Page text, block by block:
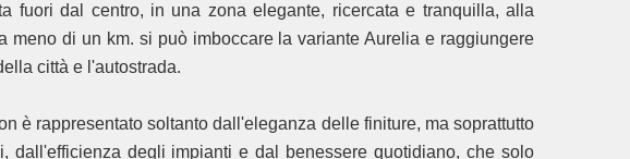
fuori dal centro, in una zona elegante, ricercata e tranquilla, alla
meno di un km. si può imboccare la variante Aurelia e raggiungere
città e l'autostrada.
è rappresentato soltanto dall'eleganza delle finiture, ma soprattutto
dall'efficienza degli impianti e dal benessere quotidiano, che solo